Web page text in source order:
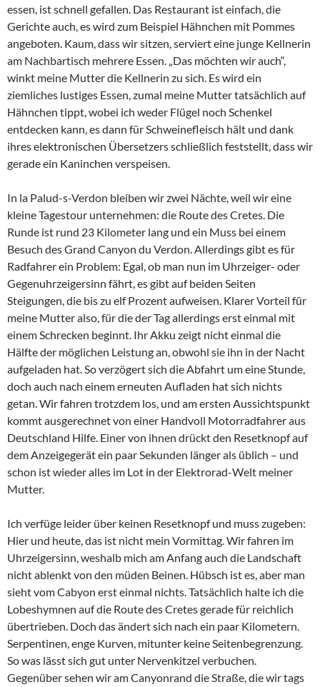
essen, ist schnell gefallen. Das Restaurant ist einfach, die
Gerichte auch, es wird zum Beispiel Hähnchen mit Pommes
angeboten. Kaum, dass wir sitzen, serviert eine junge Kellnerin
am Nachbartisch mehrere Essen. „Das möchten wir auch“,
winkt meine Mutter die Kellnerin zu sich. Es wird ein
ziemliches lustiges Essen, zumal meine Mutter tatsächlich auf
Hähnchen tippt, wobei ich weder Flügel noch Schenkel
entdecken kann, es dann für Schweinefleisch hält und dank
ihres elektronischen Übersetzers schließlich feststellt, dass wir
gerade ein Kaninchen verspeisen.
In la Palud-s-Verdon bleiben wir zwei Nächte, weil wir eine
kleine Tagestour unternehmen: die Route des Cretes. Die
Runde ist rund 23 Kilometer lang und ein Muss bei einem
Besuch des Grand Canyon du Verdon. Allerdings gibt es für
Radfahrer ein Problem: Egal, ob man nun im Uhrzeiger- oder
Gegenuhrzeigersinn fährt, es gibt auf beiden Seiten
Steigungen, die bis zu elf Prozent aufweisen. Klarer Vorteil für
meine Mutter also, für die der Tag allerdings erst einmal mit
einem Schrecken beginnt. Ihr Akku zeigt nicht einmal die
Hälfte der möglichen Leistung an, obwohl sie ihn in der Nacht
aufgeladen hat. So verzögert sich die Abfahrt um eine Stunde,
doch auch nach einem erneuten Aufladen hat sich nichts
getan. Wir fahren trotzdem los, und am ersten Aussichtspunkt
kommt ausgerechnet von einer Handvoll Motorradfahrer aus
Deutschland Hilfe. Einer von ihnen drückt den Resetknopf auf
dem Anzeigegerät ein paar Sekunden länger als üblich – und
schon ist wieder alles im Lot in der Elektrorad-Welt meiner
Mutter.
Ich verfüge leider über keinen Resetknopf und muss zugeben:
Hier und heute, das ist nicht mein Vormittag. Wir fahren im
Uhrzeigersinn, weshalb mich am Anfang auch die Landschaft
nicht ablenkt von den müden Beinen. Hübsch ist es, aber man
sieht vom Cabyon erst einmal nichts. Tatsächlich halte ich die
Lobeshymnen auf die Route des Cretes gerade für reichlich
übertrieben. Doch das ändert sich nach ein paar Kilometern.
Serpentinen, enge Kurven, mitunter keine Seitenbegrenzung.
So was lässt sich gut unter Nervenkitzel verbuchen.
Gegenüber sehen wir am Canyonrand die Straße, die wir tags